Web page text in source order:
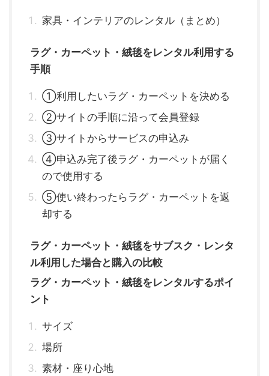
家具・インテリアのレンタル（まとめ）
ラグ・カーペット・絨毯をレンタル利用する
手順
①利用したいラグ・カーペットを決める
②サイトの手順に沿って会員登録
③サイトからサービスの申込み
④申込み完了後ラグ・カーペットが届く
ので使用する
⑤使い終わったらラグ・カーペットを返
却する
ラグ・カーペット・絨毯をサブスク・レンタ
ル利用した場合と購入の比較
ラグ・カーペット・絨毯をレンタルするポイ
ント
サイズ
場所
素材・座り心地